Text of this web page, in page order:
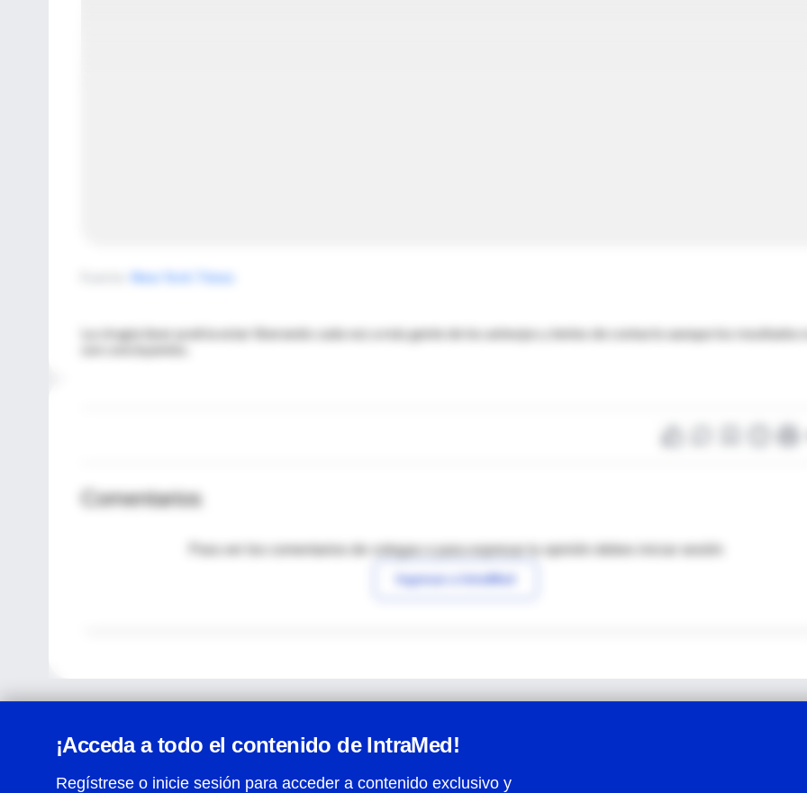
New York Times
La cirugía láser podría estar liberando cada vez a más gente de los anteojos y lentes de contacto aunque los resultados
Comentarios
Para ver los comentarios de colegas o para expresar tu opinión debes iniciar sesión
Ingresar a IntraMed
¡Acceda a todo el contenido de IntraMed!
Regístrese o inicie sesión para acceder a contenido exclusivo y